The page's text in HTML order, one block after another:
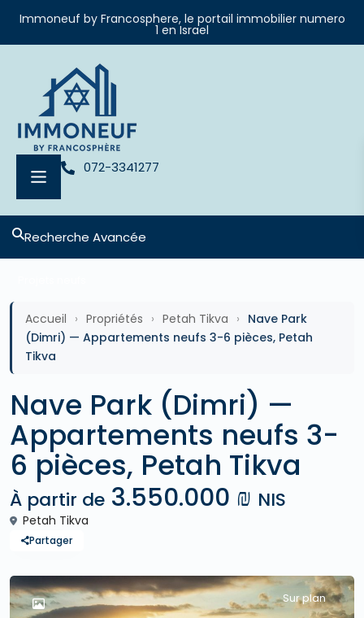
Immoneuf by Francosphere, le portail immobilier numero
1 en Israel
072-3341277
Recherche Avancée
Accueil › Propriétés › Petah Tikva › Nave Park
(Dimri) — Appartements neufs 3-6 pièces, Petah
Tikva
Nave Park (Dimri) —
Appartements neufs 3-
6 pièces, Petah Tikva
À partir de 3.550.000 ₪ NIS
Petah Tikva
Partager
Sur plan